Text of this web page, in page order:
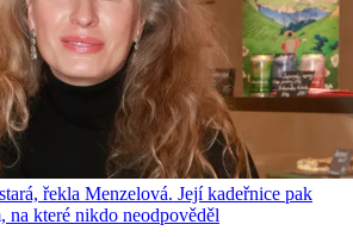
řekla Menzelová. Její kadeřnice pak
na které nikdo neodpověděl